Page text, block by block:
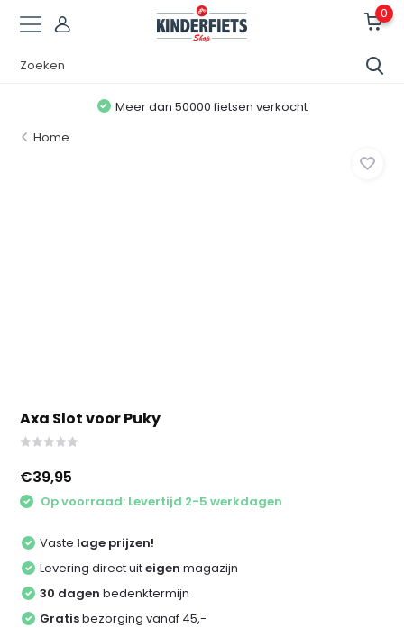
0
Meer dan 50000 fietsen verkocht
Home
Axa Slot voor Puky
€39,95
Op voorraad: Levertijd 2-5 werkdagen
Vaste lage prijzen!
Levering direct uiteigen magazijn
30 dagen bedenktermijn
Gratisbezorging vanaf 45,-